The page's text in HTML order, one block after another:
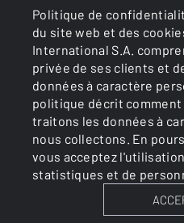
Politique de
du site web et des
International S.A.
privée de ses clients et
données à caractère
politique décrit
traitons les données à
nous collectons. En
vous acceptez
statistiques et de
BROWNING
Cookies Politique